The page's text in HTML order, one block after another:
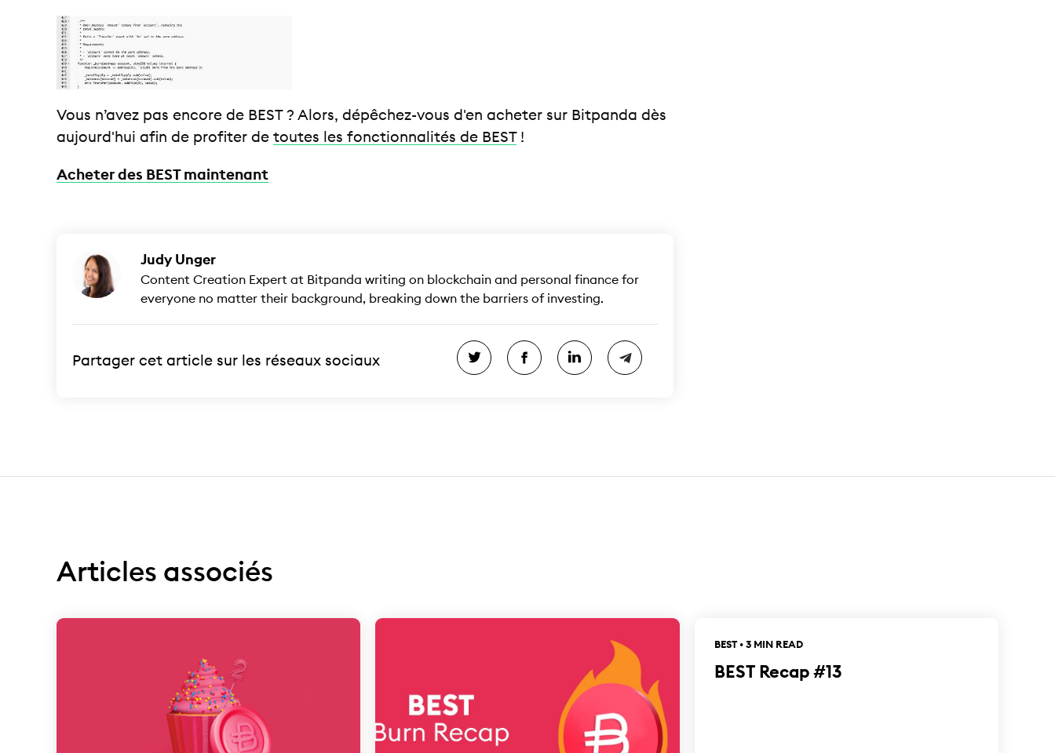
Vous n’avez pas encore de BEST ? Alors, dépêchez-vous d'en acheter sur Bitpanda dès
aujourd'hui afin de profiter de toutes les fonctionnalités de BEST!
Acheter des BEST maintenant
Judy Unger
Content Creation Expert at Bitpanda writing on blockchain and personal finance for
everyone no matter their background, breaking down the barriers of investing.
Partager cet article sur les réseaux sociaux
Articles associés
BEST • 3 MIN READ
BEST Recap #13